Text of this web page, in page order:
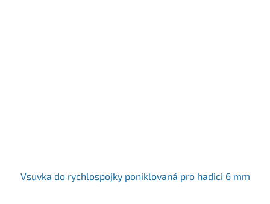
Vsuvka do rychlospojky poniklovaná pro hadici 6 mm